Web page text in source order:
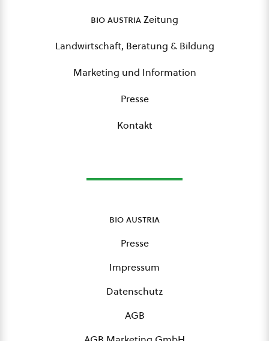
bio austriaZeitung
Landwirtschaft, Beratung & Bildung
Marketing und Information
Presse
Kontakt
bio austria
Presse
Impressum
Datenschutz
AGB